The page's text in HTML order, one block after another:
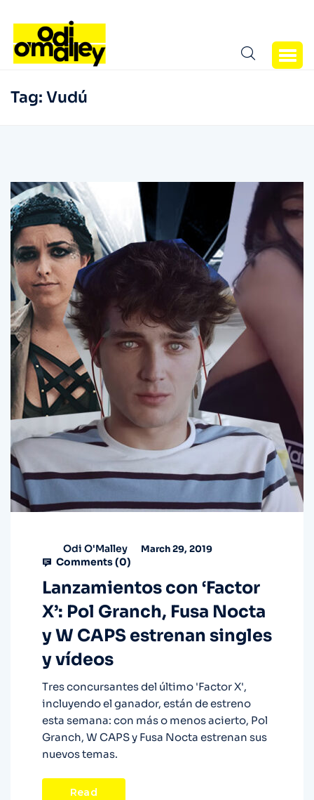
Tag: Vudú
Odi O'Malley March 29, 2019
Comments (0)
Lanzamientos con ‘Factor
X’: Pol Granch, Fusa Nocta
y W CAPS estrenan singles
y vídeos
Tres concursantes del último 'Factor X',
incluyendo el ganador, están de estreno
esta semana: con más o menos acierto, Pol
Granch, W CAPS y Fusa Nocta estrenan sus
nuevos temas.
Read